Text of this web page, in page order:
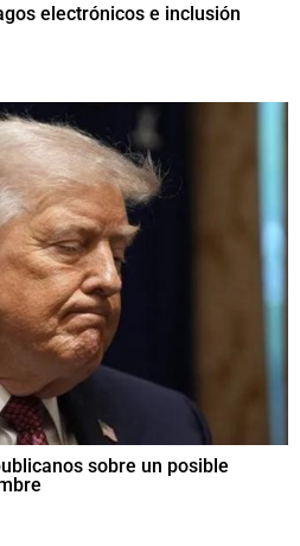
electrónicos e inclusión
sobre un posible